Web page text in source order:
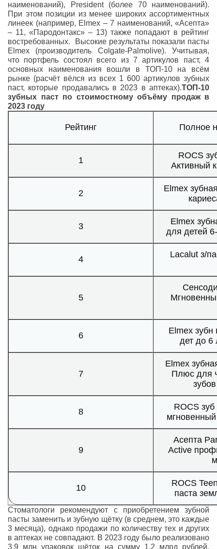
наименований), President (более 70 наименований).
При этом позиции из менее широких ассортиментных
линеек (например, Elmex – 7 наименований, «Асепта»
– 11, «Пародонтакс» – 13) также попадают в рейтинг
востребованных.
Высокие результаты показали пасты
Elmex (производитель Colgate-Palmolive). Учитывая,
что портфель состоял всего из 7 артикулов паст, 4
основных наименования вошли в ТОП-10 на всём
рынке (расчёт вёлся из всех 1 600 артикулов зубных
паст, которые продавались в 2023 в аптеках).ТОП-10
зубных паст по стоимостному объёму продаж в
2023 году
Рейтинг Полное
1
ROCS
Активный
2
Elmex
3
Elmex
для детей
4 Lacalut з/
5
6
Elmex зубн
дет до
7
Elmex
Плюс для
8
ROCS
9
Асепта
Active
10
ROCS
паста
Стоматологи рекомендуют с приобретением зубной
пасты заменить и зубную щётку (в среднем, это каждые
3 месяца), однако продажи по количеству тех и других
в аптеках не совпадают. В 2023 году было реализовано
3,9 млн упаковок щёток на сумму 1,2 млрд рублей.